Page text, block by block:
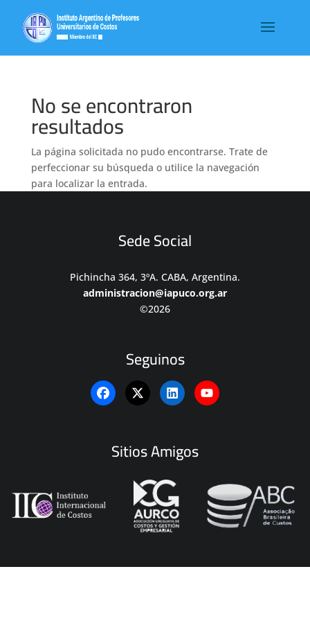
No se encontraron
resultados
La página solicitada no pudo encontrarse. Trate de
perfeccionar su búsqueda o utilice la navegación
para localizar la entrada.
Sede Social
Pichincha 364, 3ºA. CABA, Argentina.
administracion@iapuco.org.ar
©2026
Seguinos
Sitios Amigos